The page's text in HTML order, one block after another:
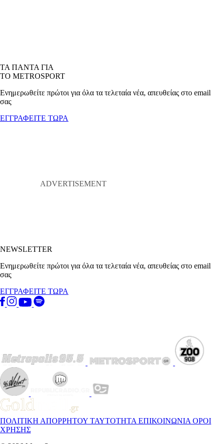
ΤΑ ΠΑΝΤΑ ΓΙΑ
ΤΟ METROSPORT
Ενημερωθείτε πρώτοι για όλα τα τελεταία νέα, απευθείας στο email
σας
ΕΓΓΡΑΦΕΙΤΕ ΤΩΡΑ
NEWSLETTER
Ενημερωθείτε πρώτοι για όλα τα τελεταία νέα, απευθείας στο email
σας
ΕΓΓΡΑΦΕΙΤΕ ΤΩΡΑ
ΠΟΛΙΤΙΚΗ ΑΠΟΡΡΗΤΟΥ ΤΑΥΤΟΤΗΤΑ ΕΠΙΚΟΙΝΩΝΙΑ ΟΡΟΙ
ΧΡΗΣΗΣ